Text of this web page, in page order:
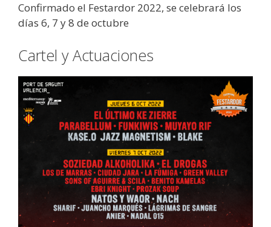
Confirmado el Festardor 2022, se celebrará los
días 6, 7 y 8 de octubre
Cartel y Actuaciones